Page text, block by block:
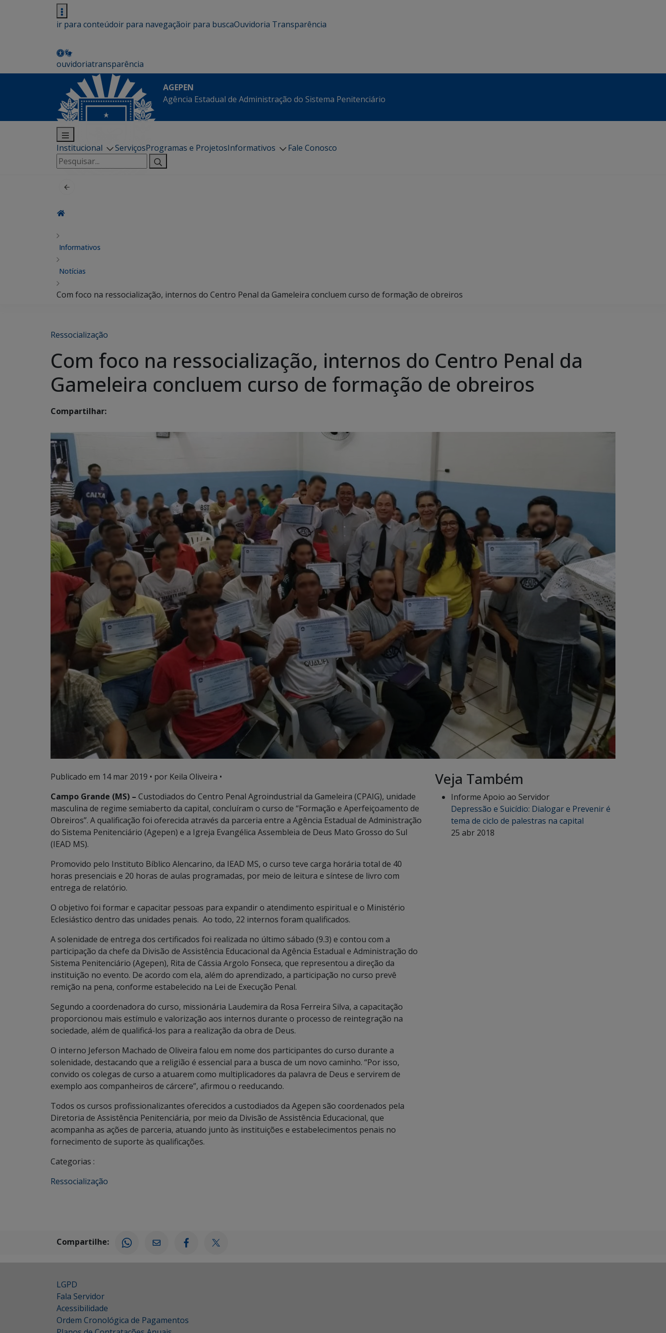
ir para conteúdoir para navegaçãoir para buscaOuvidoria Transparência
ouvidoriatransparência
AGEPEN
Agência Estadual de Administração do Sistema Penitenciário
Institucional ServiçosProgramas e ProjetosInformativos
Fale Conosco
Pesquisar
por:
Informativos
Notícias
Com foco na ressocialização, internos do Centro Penal da Gameleira concluem curso de formação de obreiros
Ressocialização
Com foco na ressocialização, internos do Centro Penal da
Gameleira concluem curso de formação de obreiros
Compartilhar:
Publicado em 14 mar 2019 • por Keila Oliveira •
Campo Grande (MS) – Custodiados do Centro Penal Agroindustrial da Gameleira (CPAIG), unidade
masculina de regime semiaberto da capital, concluíram o curso de “Formação e Aperfeiçoamento de
Obreiros”. A qualificação foi oferecida através da parceria entre a Agência Estadual de Administração
do Sistema Penitenciário (Agepen) e a Igreja Evangélica Assembleia de Deus Mato Grosso do Sul
(IEAD MS).
Promovido pelo Instituto Bíblico Alencarino, da IEAD MS, o curso teve carga horária total de 40
horas presenciais e 20 horas de aulas programadas, por meio de leitura e síntese de livro com
entrega de relatório.
O objetivo foi formar e capacitar pessoas para expandir o atendimento espiritual e o Ministério
Eclesiástico dentro das unidades penais. Ao todo, 22 internos foram qualificados.
A solenidade de entrega dos certificados foi realizada no último sábado (9.3) e contou com a
participação da chefe da Divisão de Assistência Educacional da Agência Estadual e Administração do
Sistema Penitenciário (Agepen), Rita de Cássia Argolo Fonseca, que representou a direção da
instituição no evento. De acordo com ela, além do aprendizado, a participação no curso prevê
remição na pena, conforme estabelecido na Lei de Execução Penal.
Segundo a coordenadora do curso, missionária Laudemira da Rosa Ferreira Silva, a capacitação
proporcionou mais estímulo e valorização aos internos durante o processo de reintegração na
sociedade, além de qualificá-los para a realização da obra de Deus.
O interno Jeferson Machado de Oliveira falou em nome dos participantes do curso durante a
solenidade, destacando que a religião é essencial para a busca de um novo caminho. “Por isso,
convido os colegas de curso a atuarem como multiplicadores da palavra de Deus e servirem de
exemplo aos companheiros de cárcere”, afirmou o reeducando.
Todos os cursos profissionalizantes oferecidos a custodiados da Agepen são coordenados pela
Diretoria de Assistência Penitenciária, por meio da Divisão de Assistência Educacional, que
acompanha as ações de parceria, atuando junto às instituições e estabelecimentos penais no
fornecimento de suporte às qualificações.
Categorias :
Ressocialização
Veja Também
Informe Apoio ao Servidor
Depressão e Suicídio: Dialogar e Prevenir é
tema de ciclo de palestras na capital
25 abr 2018
Compartilhe:
LGPD
Fala Servidor
Acessibilidade
Ordem Cronológica de Pagamentos